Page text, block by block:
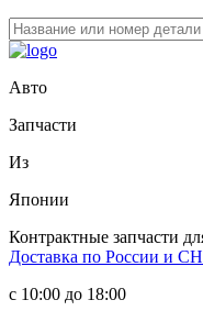
Авто
Запчасти
Из
Японии
Контрактные запчасти
Доставка по России и
с 10:00 до 18:00